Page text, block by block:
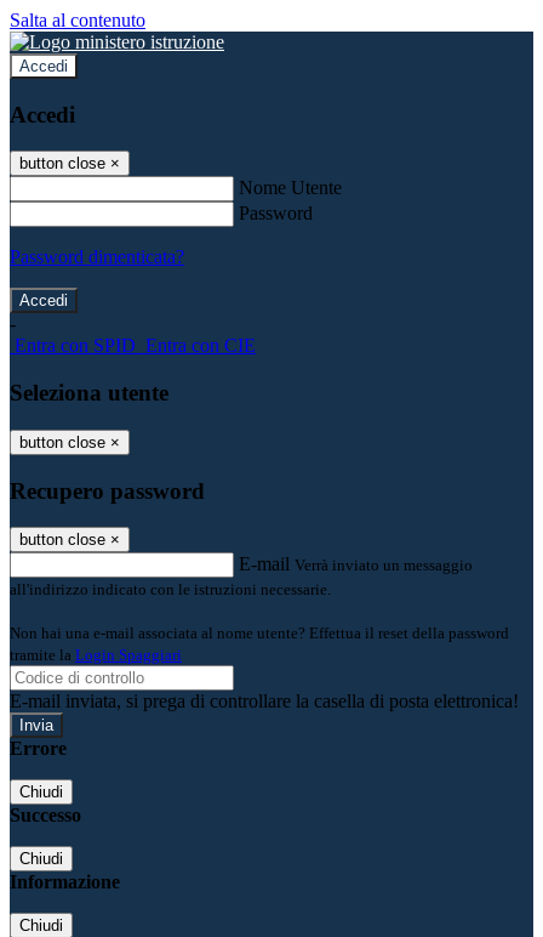
Salta al contenuto
Accedi
Accedi
button close ×
Nome Utente
Password
Password dimenticata?
-
Entra con SPID Entra con CIE
Seleziona utente
button close ×
Recupero password
button close ×
E-mail Verrà inviato un messaggio
all'indirizzo indicato con le istruzioni necessarie.
Non hai una e-mail associata al nome utente? Effettua il reset della password
tramite la Login Spaggiari
E-mail inviata, si prega di controllare la casella di posta elettronica!
Errore
Chiudi
Successo
Chiudi
Informazione
Chiudi